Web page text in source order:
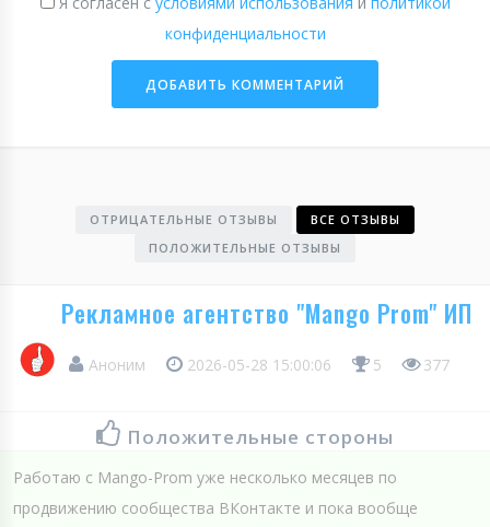
конфиденциальности
ОТРИЦАТЕЛЬНЫЕ ОТЗЫВЫ
ВСЕ ОТЗЫВЫ
ПОЛОЖИТЕЛЬНЫЕ ОТЗЫВЫ
Рекламное агентство "Mango Prom" ИП
Аноним 2026-05-28 15:00:06 5 377
Положительные стороны
Работаю с Mango-Prom уже несколько месяцев по
продвижению сообщества ВКонтакте и пока вообще